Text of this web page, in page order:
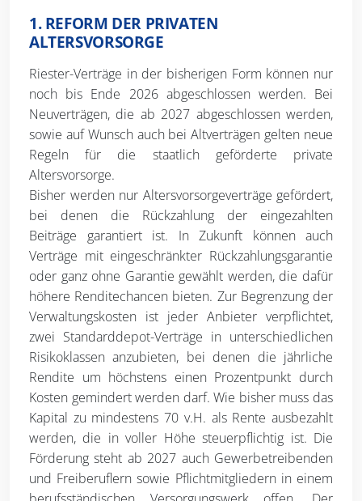
1. REFORM DER PRIVATEN
ALTERSVORSORGE
Riester-Verträge in der bisherigen Form können nur
noch bis Ende 2026 abgeschlossen werden. Bei
Neuverträgen, die ab 2027 abgeschlossen werden,
sowie auf Wunsch auch bei Altverträgen gelten neue
Regeln für die staatlich geförderte private
Altersvorsorge.
Bisher werden nur Altersvorsorgeverträge gefördert,
bei denen die Rückzahlung der eingezahlten
Beiträge garantiert ist. In Zukunft können auch
Verträge mit eingeschränkter Rückzahlungsgarantie
oder ganz ohne Garantie gewählt werden, die dafür
höhere Renditechancen bieten. Zur Begrenzung der
Verwaltungskosten ist jeder Anbieter verpflichtet,
zwei Standarddepot-Verträge in unterschiedlichen
Risikoklassen anzubieten, bei denen die jährliche
Rendite um höchstens einen Prozentpunkt durch
Kosten gemindert werden darf. Wie bisher muss das
Kapital zu mindestens 70 v.H. als Rente ausbezahlt
werden, die in voller Höhe steuerpflichtig ist. Die
Förderung steht ab 2027 auch Gewerbetreibenden
und Freiberuflern sowie Pflichtmitgliedern in einem